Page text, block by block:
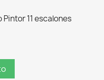
11 escalones